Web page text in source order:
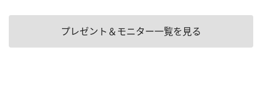
プレゼント＆モニター一覧を見る